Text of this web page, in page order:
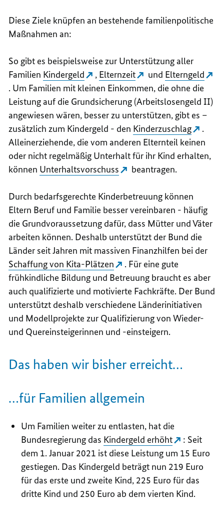
Diese Ziele knüpfen an bestehende familienpolitische
Maßnahmen an:
So gibt es beispielsweise zur Unterstützung aller
Familien Kindergeld , Elternzeit und Elterngeld
. Um Familien mit kleinen Einkommen, die ohne die
Leistung auf die Grundsicherung (Arbeitslosengeld II)
angewiesen wären, besser zu unterstützen, gibt es –
zusätzlich zum Kindergeld - den Kinderzuschlag
.
Alleinerziehende, die vom anderen Elternteil keinen
oder nicht regelmäßig Unterhalt für ihr Kind erhalten,
können Unterhaltsvorschuss beantragen.
Durch bedarfsgerechte Kinderbetreuung können
Eltern Beruf und Familie besser vereinbaren - häufig
die Grundvoraussetzung dafür, dass Mütter und Väter
arbeiten können. Deshalb unterstützt der Bund die
Länder seit Jahren mit massiven Finanzhilfen bei der
Schaffung von Kita-Plätzen
. Für eine gute
frühkindliche Bildung und Betreuung braucht es aber
auch qualifizierte und motivierte Fachkräfte. Der Bund
unterstützt deshalb verschiedene Länderinitiativen
und Modellprojekte zur Qualifizierung von Wieder-
und Quereinsteigerinnen und -einsteigern.
Das haben wir bisher erreicht…
…für Familien allgemein
Um Familien weiter zu entlasten, hat die
Bundesregierung das Kindergeld erhöht
: Seit
dem 1. Januar 2021 ist diese Leistung um 15 Euro
gestiegen. Das Kindergeld beträgt nun 219 Euro
für das erste und zweite Kind, 225 Euro für das
dritte Kind und 250 Euro ab dem vierten Kind.